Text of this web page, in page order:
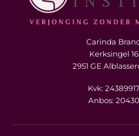
Carinda
Kerksingel 16
2951 GE
Kvk:
Anbos: 20430